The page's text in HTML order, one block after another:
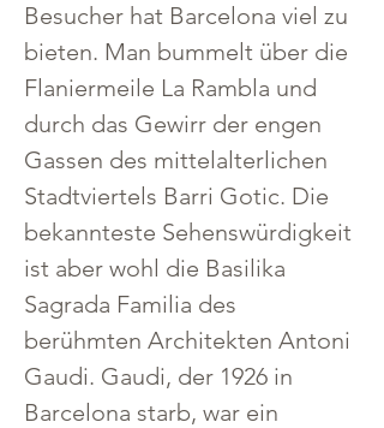
Besucher hat Barcelona viel zu
bieten. Man bummelt über die
Flaniermeile La Rambla und
durch das Gewirr der engen
Gassen des mittelalterlichen
Stadtviertels Barri Gotic. Die
bekannteste Sehenswürdigkeit
ist aber wohl die Basilika
Sagrada Familia des
berühmten Architekten Antoni
Gaudi. Gaudi, der 1926 in
Barcelona starb, war ein